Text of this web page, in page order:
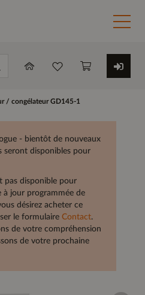
/ congélateur GD145-1
- bientôt de nouveaux
seront disponibles pour
pas disponible pour
à jour programmée de
désirez acheter ce
le formulaire Contact.
de votre compréhension
de votre prochaine